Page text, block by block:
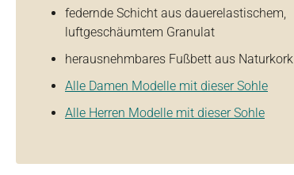
federnde Schicht aus dauerelastischem,
luftgeschäumtem Granulat
herausnehmbares Fußbett aus Naturkork
Alle Damen Modelle mit dieser Sohle
Alle Herren Modelle mit dieser Sohle